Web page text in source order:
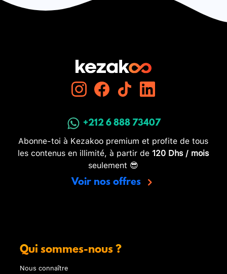
+212 6 888 73407
Abonne-toi à Kezakoo premium et profite de tous
les contenus en illimité, à partir de 120 Dhs / mois
seulement 😎
Voir nos offres
Qui sommes-nous ?
Nous connaître